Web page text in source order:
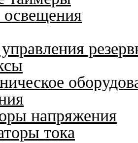
освещения
напряжения
тока